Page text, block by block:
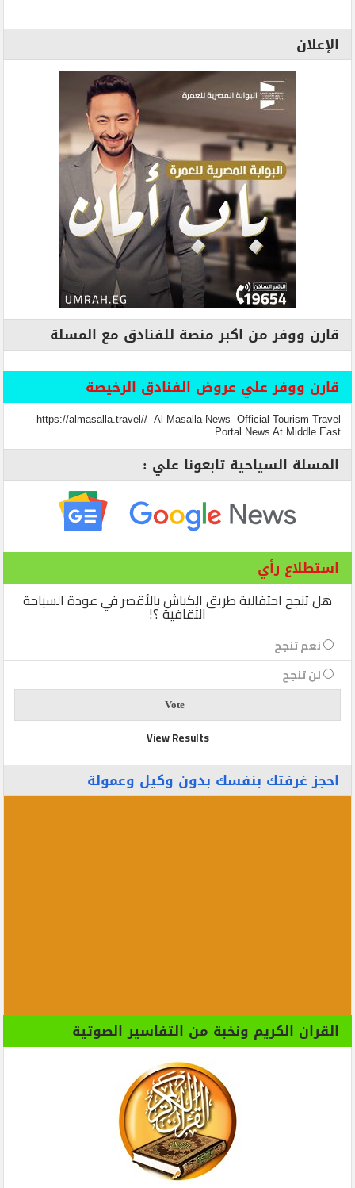
الإعلان
قارن ووفر من اكبر منصة للفنادق مع المسلة
قارن ووفر علي عروض الفنادق الرخيصة
https://almasalla.travel// -Al Masalla-News- Official Tourism Travel
Portal News At Middle East
المسلة السياحية تابعونا علي :
استطلاع رأي
هل تنجح احتفالية طريق الكباش بالأقصر في عودة السياحة
الثقافية ؟!
نعم تنجح
لن تنجح
View Results
احجز غرفتك بنفسك بدون وكيل وعمولة
القران الكريم ونخبة من التفاسير الصوتية